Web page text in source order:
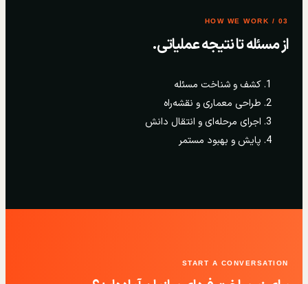
03 / HOW WE WORK
از مسئله تا نتیجه عملیاتی.
کشف و شناخت مسئله
طراحی معماری و نقشه‌راه
اجرای مرحله‌ای و انتقال دانش
پایش و بهبود مستمر
START A CONVERSATION